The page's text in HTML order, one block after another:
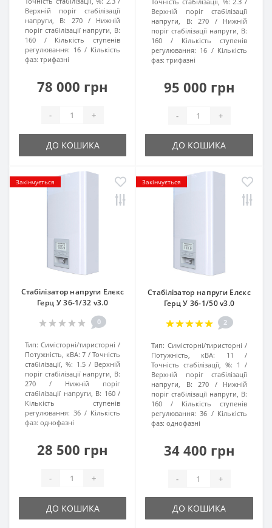
Верхній поріг стабілізації
напруги, В:
270
Нижній
поріг стабілізації напруги, В:
160
Кількість ступенів
регулювання: 16
Кількість
фаз: трифазні
78 000 грн
- +
ДО КОШИКА
Верхній поріг стабілізації
напруги, В:
270
Нижній
поріг стабілізації напруги, В:
160
Кількість ступенів
регулювання: 16
Кількість
фаз: трифазні
95 000 грн
- +
ДО КОШИКА
Закінчується
Стабілізатор напруги Елєкс
Герц У 36-1/32 v3.0
0
Тип: Симісторні/тиристорні
Потужність, кВА: 7
Точність
стабілізації, %: 1.5
Верхній
поріг стабілізації напруги, В:
270
Нижній поріг
стабілізації напруги, В: 160
Кількість ступенів
регулювання: 36
Кількість
фаз: однофазні
28 500 грн
- +
ДО КОШИКА
Закінчується
Стабілізатор напруги Елєкс
Герц У 36-1/50 v3.0
2
Тип: Симісторні/тиристорні
Потужність, кВА:
11
Точність стабілізації, %: 1
Верхній поріг стабілізації
напруги, В:
270
Нижній
поріг стабілізації напруги, В:
160
Кількість ступенів
регулювання: 36
Кількість
фаз: однофазні
34 400 грн
- +
ДО КОШИКА